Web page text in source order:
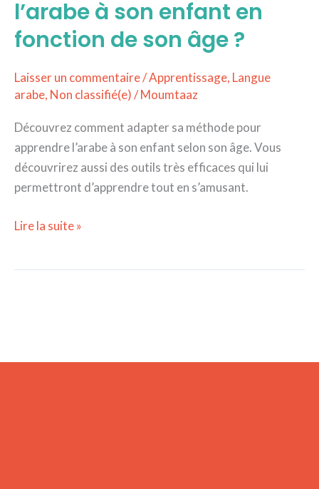
l’arabe à son enfant en
fonction de son âge ?
Laisser un commentaire/Apprentissage, Langue
arabe, Non classifié(e)/Moumtaaz
Découvrez comment adapter sa méthode pour
apprendre l’arabe à son enfant selon son âge. Vous
découvrirez aussi des outils très efficaces qui lui
permettront d’apprendre tout en s’amusant.
Lire la suite »